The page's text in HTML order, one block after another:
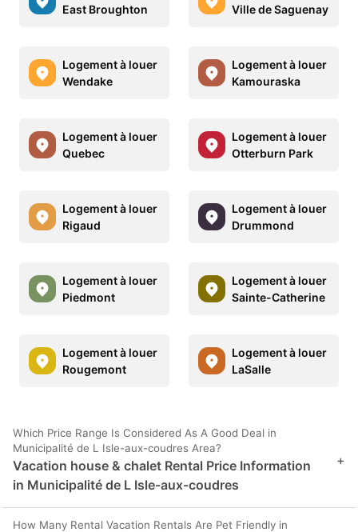
East Broughton
Ville de Saguenay
Logement à louer
Wendake
Logement à louer
Kamouraska
Logement à louer
Quebec
Logement à louer
Otterburn Park
Logement à louer
Rigaud
Logement à louer
Drummond
Logement à louer
Piedmont
Logement à louer
Sainte-Catherine
Logement à louer
Rougemont
Logement à louer
LaSalle
Which Price Range Is Considered As A Good Deal in
Municipalité de L Isle-aux-coudres Area?
Vacation house & chalet Rental Price Information
in Municipalité de L Isle-aux-coudres
+
How Many Rental Vacation Rentals Are Pet Friendly in